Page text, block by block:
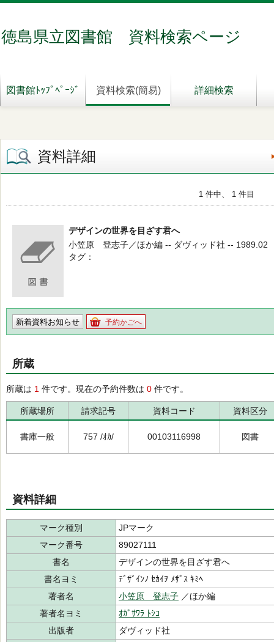
徳島県立図書館 資料検索ページ
図書館ﾄｯﾌﾟﾍﾟｰｼﾞ 資料検索(簡易) 詳細検索
資料詳細
1 件中、 1 件目
デザインの世界を目ざす君へ
小笠原 登志子／ほか編 -- ダヴィッド社 -- 1989.02
タグ
新着資料お知らせ 予約かごへ
所蔵
所蔵は 1 件です。現在の予約件数は 0 件です。
所蔵場所 請求記号 資料コード 資料区分
書庫一般 757 /ｵｶ/ 00103116998 図書
資料詳細
マーク種別
JPマーク
マーク番号
89027111
書名
デザインの世界を目ざす君へ
書名ヨミ
ﾃﾞｻﾞｲﾝﾉ ｾｶｲｦ ﾒｻﾞｽ ｷﾐﾍ
著者名
小笠原 登志子 ／ほか編
著者名ヨミ
ｵｶﾞｻﾜﾗ ﾄｼｺ
出版者
ダヴィッド社